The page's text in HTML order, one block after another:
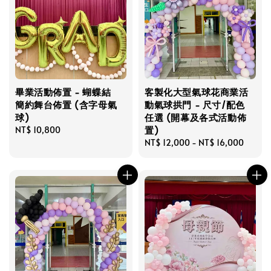
畢業活動佈置 - 蝴蝶結
簡約舞台佈置 (含字母氣
球)
Regular
NT$ 10,800
客製化大型氣球花商業活
動氣球拱門 - 尺寸/配色
任選 (開幕及各式活動佈
置)
Regular
NT$ 12,000 - NT$ 16,000